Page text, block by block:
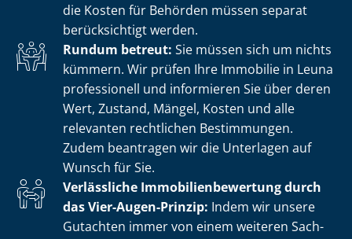
die Kosten für Behörden müssen separat
berücksichtigt werden.
Rundum betreut: Sie müssen sich um nichts
kümmern. Wir prüfen Ihre Immobilie in Leuna
professionell und informieren Sie über deren
Wert, Zustand, Mängel, Kosten und alle
relevanten rechtlichen Bestimmungen.
Zudem beantragen wir die Unterlagen auf
Wunsch für Sie.
Verlässliche Im­mo­bi­li­en­be­wer­tung durch
das Vier-Augen-Prinzip: Indem wir unsere
Gutachten immer von einem weiteren Sach­